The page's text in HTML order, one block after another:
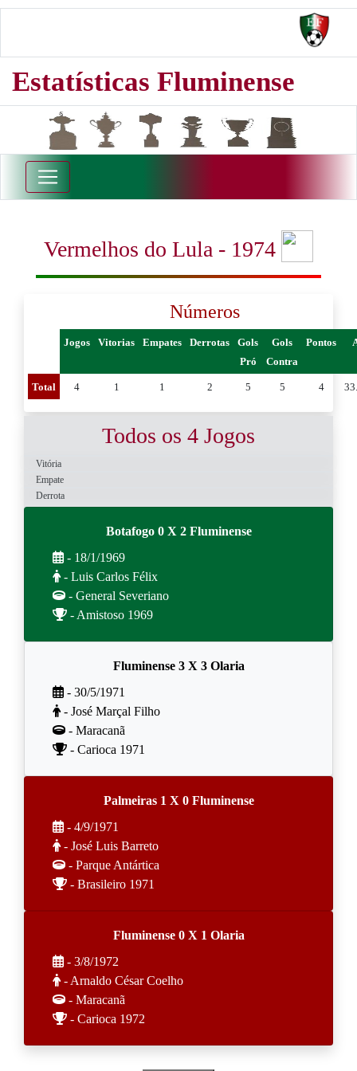
Estatísticas Fluminense
Vermelhos do Lula - 1974
Números
Jogos Vitorias Empates Derrotas
Gols
Pró
Gols
Contra
Pontos
Total 4 1 1 2 5 5 4
Todos os 4 Jogos
Vitória
Empate
Derrota
Botafogo 0 X 2 Fluminense
- 18/1/1969
- Luis Carlos Félix
- General Severiano
- Amistoso 1969
Fluminense 3 X 3 Olaria
- 30/5/1971
- José Marçal Filho
- Maracanã
- Carioca 1971
Palmeiras 1 X 0 Fluminense
- 4/9/1971
- José Luis Barreto
- Parque Antártica
- Brasileiro 1971
Fluminense 0 X 1 Olaria
- 3/8/1972
- Arnaldo César Coelho
- Maracanã
- Carioca 1972